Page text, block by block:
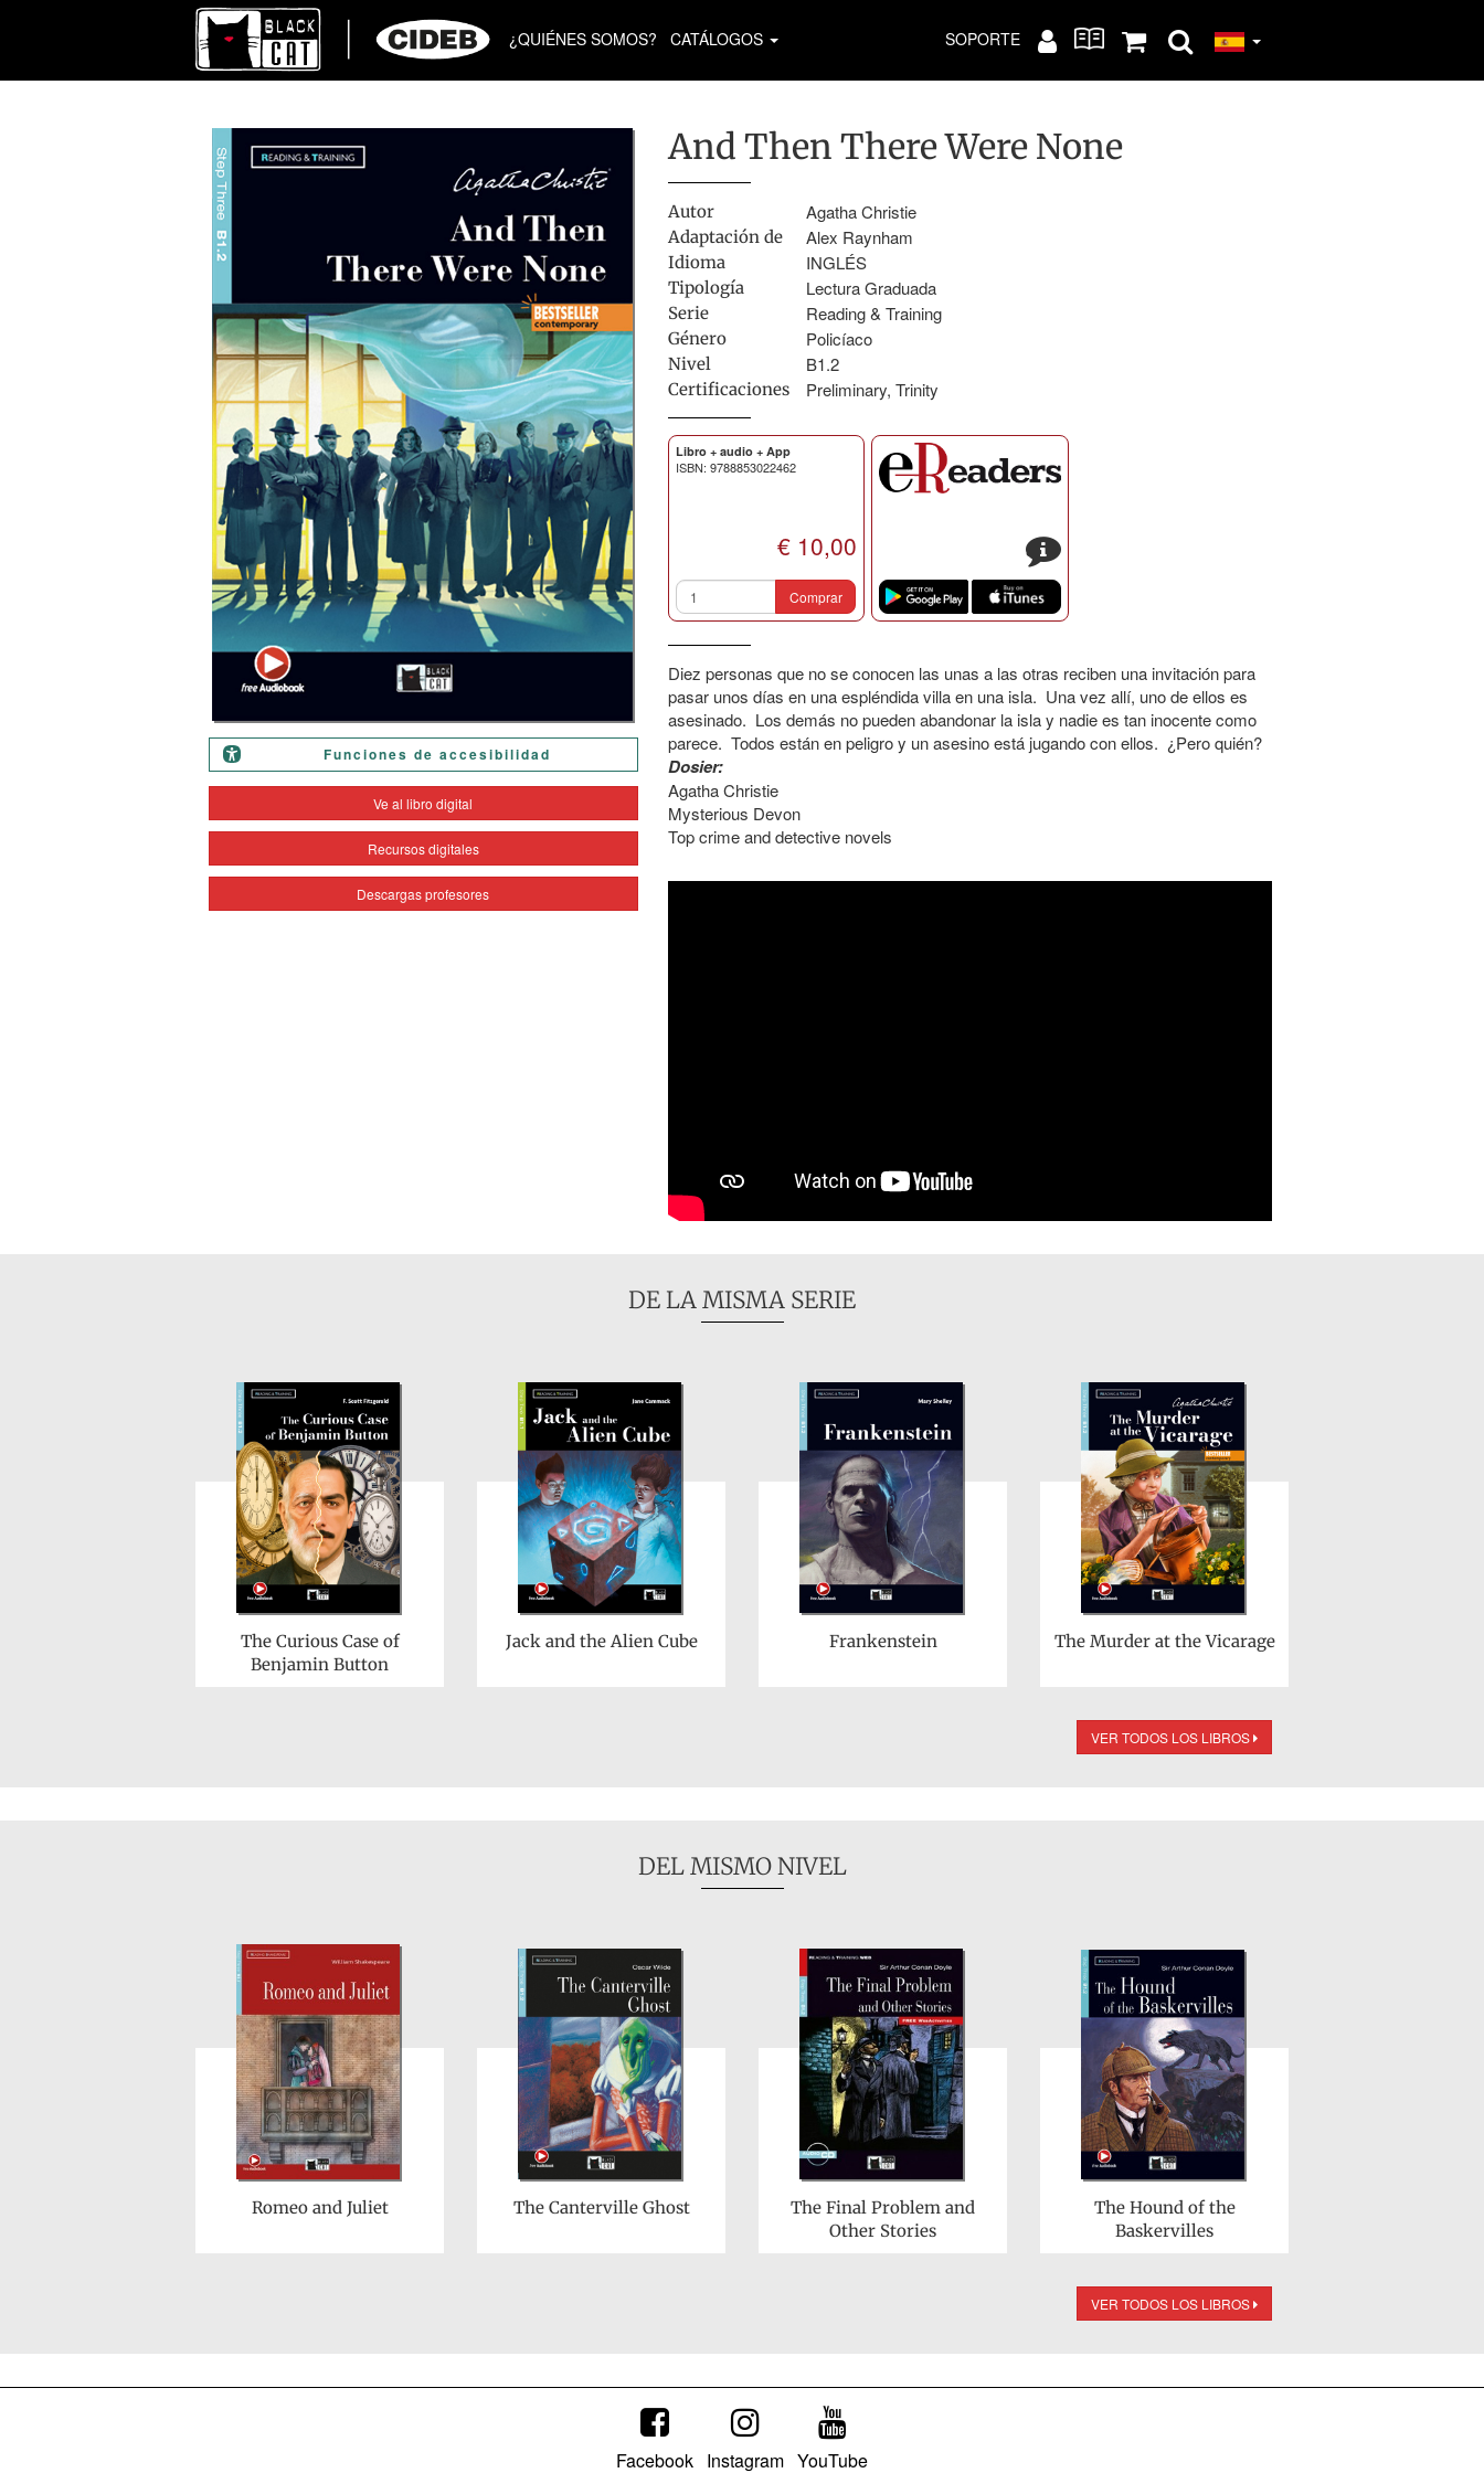
¿QUIÉNES SOMOS? CATÁLOGOS SOPORTE
Funciones de accesibilidad
Ve al libro digital
Recursos digitales
Descargas profesores
And Then There Were None
Autor Agatha Christie
Adaptación de Alex Raynham
Idioma INGLÉS
Tipología Lectura Graduada
Serie Reading & Training
Género Policíaco
Nivel B1.2
Certificaciones Preliminary, Trinity
Libro + audio + App
ISBN: 9788853022462
€ 10,00
Comprar
s
Diez personas que no se conocen las unas a las otras reciben una invitación para
pasar unos días en una espléndida villa en una isla. Una vez allí, uno de ellos es
asesinado. Los demás no pueden abandonar la isla y nadie es tan inocente como
parece. Todos están en peligro y un asesino está jugando con ellos. ¿Pero quién?
Dosier:
Agatha Christie
Mysterious Devon
Top crime and detective novels
DE LA MISMA SERIE
The Curious Case of
Benjamin Button
Jack and the Alien Cube Frankenstein The Murder at the Vicarage
VER TODOS LOS LIBROS
DEL MISMO NIVEL
Romeo and Juliet The Canterville Ghost
The Final Problem and
Other Stories
The Hound of the
Baskervilles
VER TODOS LOS LIBROS
Facebook Instagram YouTube